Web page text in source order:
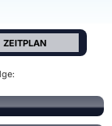
ZEITPLAN